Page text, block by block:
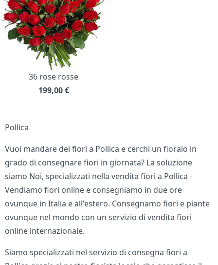
36 rose rosse
199,00 €
Pollica
Vuoi mandare dei fiori a Pollica e cerchi un fioraio in
grado di consegnare fiori in giornata? La soluzione
siamo Noi, specializzati nella vendita fiori a Pollica -
Vendiamo fiori online e consegniamo in due ore
ovunque in Italia e all'estero. Consegnamo fiori e piante
ovunque nel mondo con un servizio di vendita fiori
online internazionale.
Siamo specializzati nel servizio di consegna fiori a